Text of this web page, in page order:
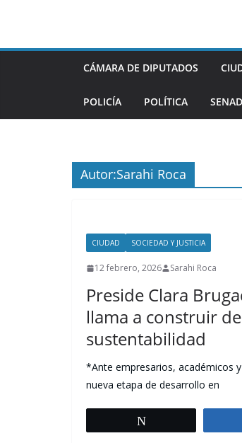
contenido
CÁMARA DE DIPUTADOS
POLICÍA POLÍTICA
Autor:Sarahi Roca
CIUDAD SOCIEDAD Y JUSTICIA
12 febrero, 2026 Sarahi Roca
Preside Clara
llama a construir
sustentabilidad
*Ante empresarios, académicos
nueva etapa de desarrollo en